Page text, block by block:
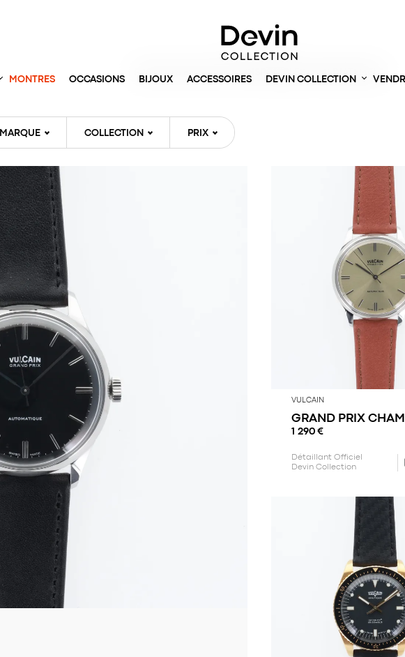
MONTRES OCCASIONS BIJOUX ACCESSOIRES DEVIN COLLECTION
MARQUE COLLECTION PRIX
VULCAIN
GRAND PRIX
1 290 €
Détaillant Officiel
Devin Collection